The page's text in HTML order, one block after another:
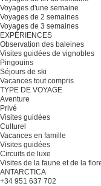
Voyages d'une semaine
Voyages de 2 semaines
Voyages de 3 semaines
EXPÉRIENCES
Observation des baleines
Visites guidées de vignobles
Pingouins
Séjours de ski
Vacances tout compris
TYPE DE VOYAGE
Aventure
Privé
Visites guidées
Culturel
Vacances en famille
Visites guidées
Circuits de luxe
Visites de la faune et de la
ANTARCTICA
+34 951 637 702